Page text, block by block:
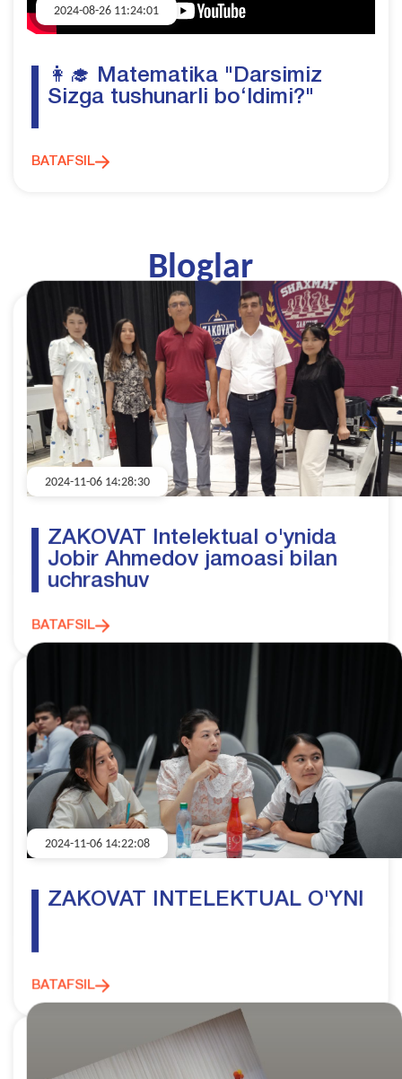
2024-08-26 11:24:01
👩‍🎓 Matematika "Darsimiz
Sizga tushunarli bo‘ldimi?"
BATAFSIL
Bloglar
2024-11-06 14:28:30
ZAKOVAT Intelektual o'ynida
Jobir Ahmedov jamoasi bilan
uchrashuv
BATAFSIL
2024-11-06 14:22:08
ZAKOVAT INTELEKTUAL O'YNI
BATAFSIL